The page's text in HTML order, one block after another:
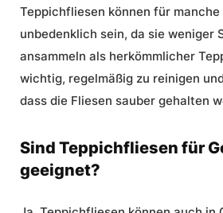
Teppichfliesen können für
unbedenklich sein, da sie weniger
ansammeln als herkömmlicher
wichtig, regelmäßig zu reinigen
dass die Fliesen sauber gehalten
Sind Teppichfliesen für
geeignet?